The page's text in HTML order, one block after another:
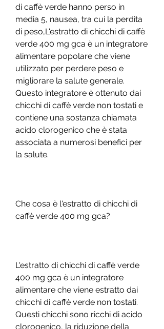
di caffè verde hanno perso in
media 5, nausea, tra cui la perdita
di peso,L'estratto di chicchi di caffè
verde 400 mg gca è un integratore
alimentare popolare che viene
utilizzato per perdere peso e
migliorare la salute generale.
Questo integratore è ottenuto dai
chicchi di caffè verde non tostati e
contiene una sostanza chiamata
acido clorogenico che è stata
associata a numerosi benefici per
la salute.
Che cosa è l'estratto di chicchi di
caffè verde 400 mg gca?
L'estratto di chicchi di caffè verde
400 mg gca è un integratore
alimentare che viene estratto dai
chicchi di caffè verde non tostati.
Questi chicchi sono ricchi di acido
clorogenico, la riduzione della